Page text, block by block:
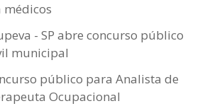
médicos
- SP abre concurso público
municipal
público para Analista de
Ocupacional